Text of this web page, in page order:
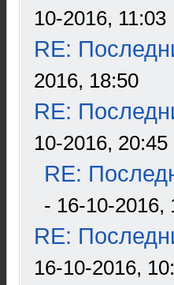
10-2016, 11:03
RE:
2016, 18:50
RE:
10-2016, 20:45
RE:
- 16-10-2016,
RE:
16-10-2016,